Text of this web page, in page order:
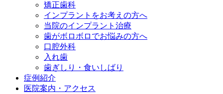
矯正歯科
インプラントをお考えの方へ
当院のインプラント治療
歯がボロボロでお悩みの方へ
口腔外科
入れ歯
歯ぎしり・食いしばり
症例紹介
医院案内・アクセス